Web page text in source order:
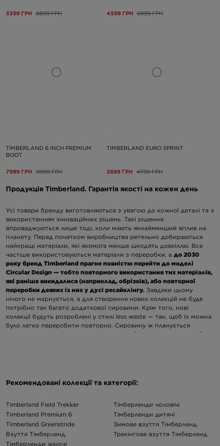
3399 ГРН 6899 ГРН 4599 ГРН 6899 ГРН
TIMBERLAND 6 INCH PREMIUM
BOOT
7999 ГРН 11999 ГРН
TIMBERLAND EURO SPRINT
2699 ГРН 4799 ГРН
Продукція Timberland. Гарантія якості на кожен день
Усі товари бренду виготовляються з увагою до кожної деталі та з
використанням інноваційних рішень. Такі рішення
впроваджуються лише тоді, коли мають якнайменший вплив на
планету. Перед початком виробництва ретельно добираються
найкращі матеріали, які якомога менше шкодять довкіллю. Все
частіше використовуються матеріали з переробки, а до 2030
року бренд Timberland прагне повністю перейти до моделі
Circular Design — тобто повторного використання тих матеріалів,
які раніше викидалися (наприклад, обрізків), або повторної
переробки деяких із них у дусі ресайклінгу. Завдяки цьому
нічого не марнується, а для створення нових колекцій не буде
потрібно так багато додаткової сировини. Крім того, нові
колекції будуть розроблені у стилі less waste — так, щоб їх можна
було легко переробити повторно. Сировину ж планується
отримувати з регенеративного землеробства. Це означає роботу
бренду ти знайдеш переважно товари, виготовлені з натуральної
шкіри Better Leather з сертифікованих дубильних цехів класу LWG
результаті забезпечують високу якість готової продукції.
Продукція бренду Timberland для кожного
Переглядаєш асортимент бренду Timberland і замислюєшся, для
кого він створений?
Рекомендовані колекції та категорії:
Timberland Field Trekker
Timberland Premium 6
Timberland Greenstride
Взуття Тімберленд
Тімберленди жіночі
Тімберленди чоловічі
Тімберленди дитячі
Зимове взуття Тімберленд
Трекінгове взуття Тімберленд